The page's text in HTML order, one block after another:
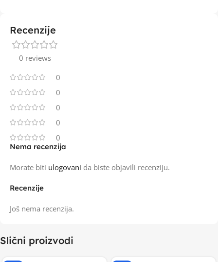
Recenzije
0 reviews
0
0
0
0
0
Recenzije
Još nema recenzija.
Nema recenzija
Morate biti ulogovani da biste objavili recenziju.
Slični proizvodi